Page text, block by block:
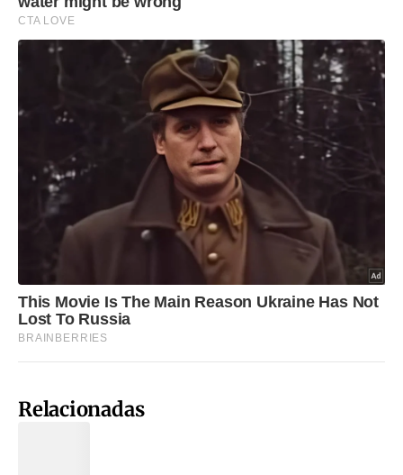
Relacionadas